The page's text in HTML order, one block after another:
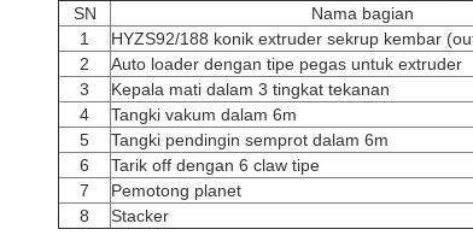
SN Nama bagian
1
HYZS92/188 konik extruder sekrup kembar
2
Auto loader dengan tipe pegas untuk extruder
3
Kepala mati dalam 3 tingkat tekanan
4
Tangki vakum dalam 6m
5
Tangki pendingin semprot dalam 6m
6
Tarik off dengan 6 claw tipe
7
Pemotong planet
8
Stacker